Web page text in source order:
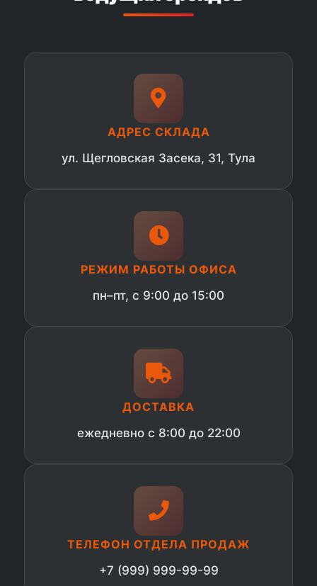
АДРЕС СКЛАДА
ул. Щегловская Засека, 31, Тула
РЕЖИМ РАБОТЫ ОФИСА
пн–пт, с 9:00 до 15:00
ДОСТАВКА
ежедневно с 8:00 до 22:00
ТЕЛЕФОН ОТДЕЛА ПРОДАЖ
+7 (999) 999-99-99